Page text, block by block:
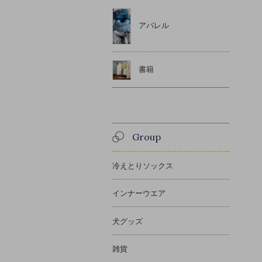
アパレル
書籍
Group
冷えとりソックス
インナーウエア
犬グッズ
雑貨